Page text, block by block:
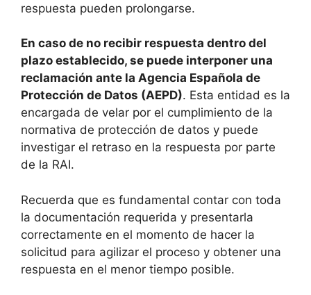
respuesta pueden prolongarse.
En caso de no recibir respuesta dentro del
plazo establecido, se puede interponer una
reclamación ante la Agencia Española de
Protección de Datos (AEPD). Esta entidad es la
encargada de velar por el cumplimiento de la
normativa de protección de datos y puede
investigar el retraso en la respuesta por parte
de la RAI.
Recuerda que es fundamental contar con toda
la documentación requerida y presentarla
correctamente en el momento de hacer la
solicitud para agilizar el proceso y obtener una
respuesta en el menor tiempo posible.